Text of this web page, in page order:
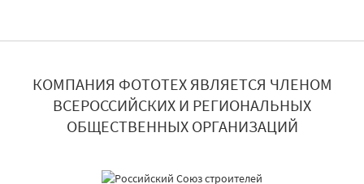
КОМПАНИЯ ФОТОТЕХ ЯВЛЯЕТСЯ ЧЛЕНОМ
ВСЕРОССИЙСКИХ И РЕГИОНАЛЬНЫХ
ОБЩЕСТВЕННЫХ ОРГАНИЗАЦИЙ